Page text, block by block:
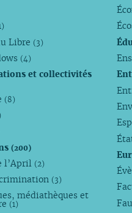
Libre (3)
(4)
et collectivités
(8)
(200)
l’April (2)
(3)
médiathèques et
(1)